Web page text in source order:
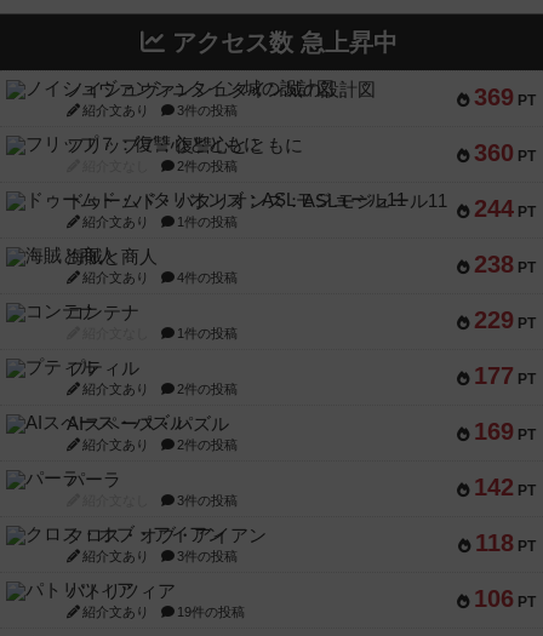
アクセス数 急上昇中
369 PT
ノイシュヴァンシュタイン城の設計図
紹介文あり 3件の投稿
360 PT
フリップ７：復讐心とともに
2件の投稿
244 PT
ドゥームド・バタリオンズ：ASLモジュール11
紹介文あり 1件の投稿
238 PT
海賊と商人
紹介文あり 4件の投稿
229 PT
コンテナ
1件の投稿
177 PT
プティル
紹介文あり 2件の投稿
169 PT
AIスペース・パズル
紹介文あり 2件の投稿
142 PT
パーラ
3件の投稿
118 PT
クロス・オブ・アイアン
紹介文あり 3件の投稿
106 PT
パトリツィア
紹介文あり 19件の投稿